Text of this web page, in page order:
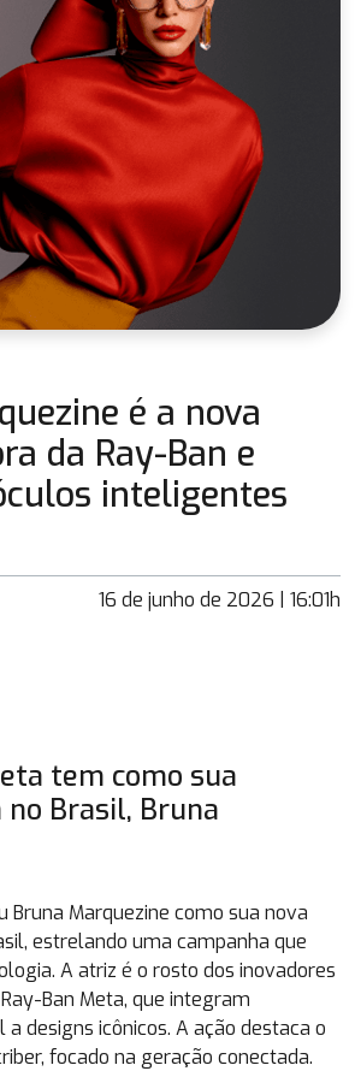
é a nova
da Ray-Ban e
inteligentes
16 de junho de 2026 | 16:01h
tem como sua
Brasil, Bruna
Bruna Marquezine como sua nova
estrelando uma campanha que
A atriz é o rosto dos inovadores
Ban Meta, que integram
designs icônicos. A ação destaca o
focado na geração conectada.